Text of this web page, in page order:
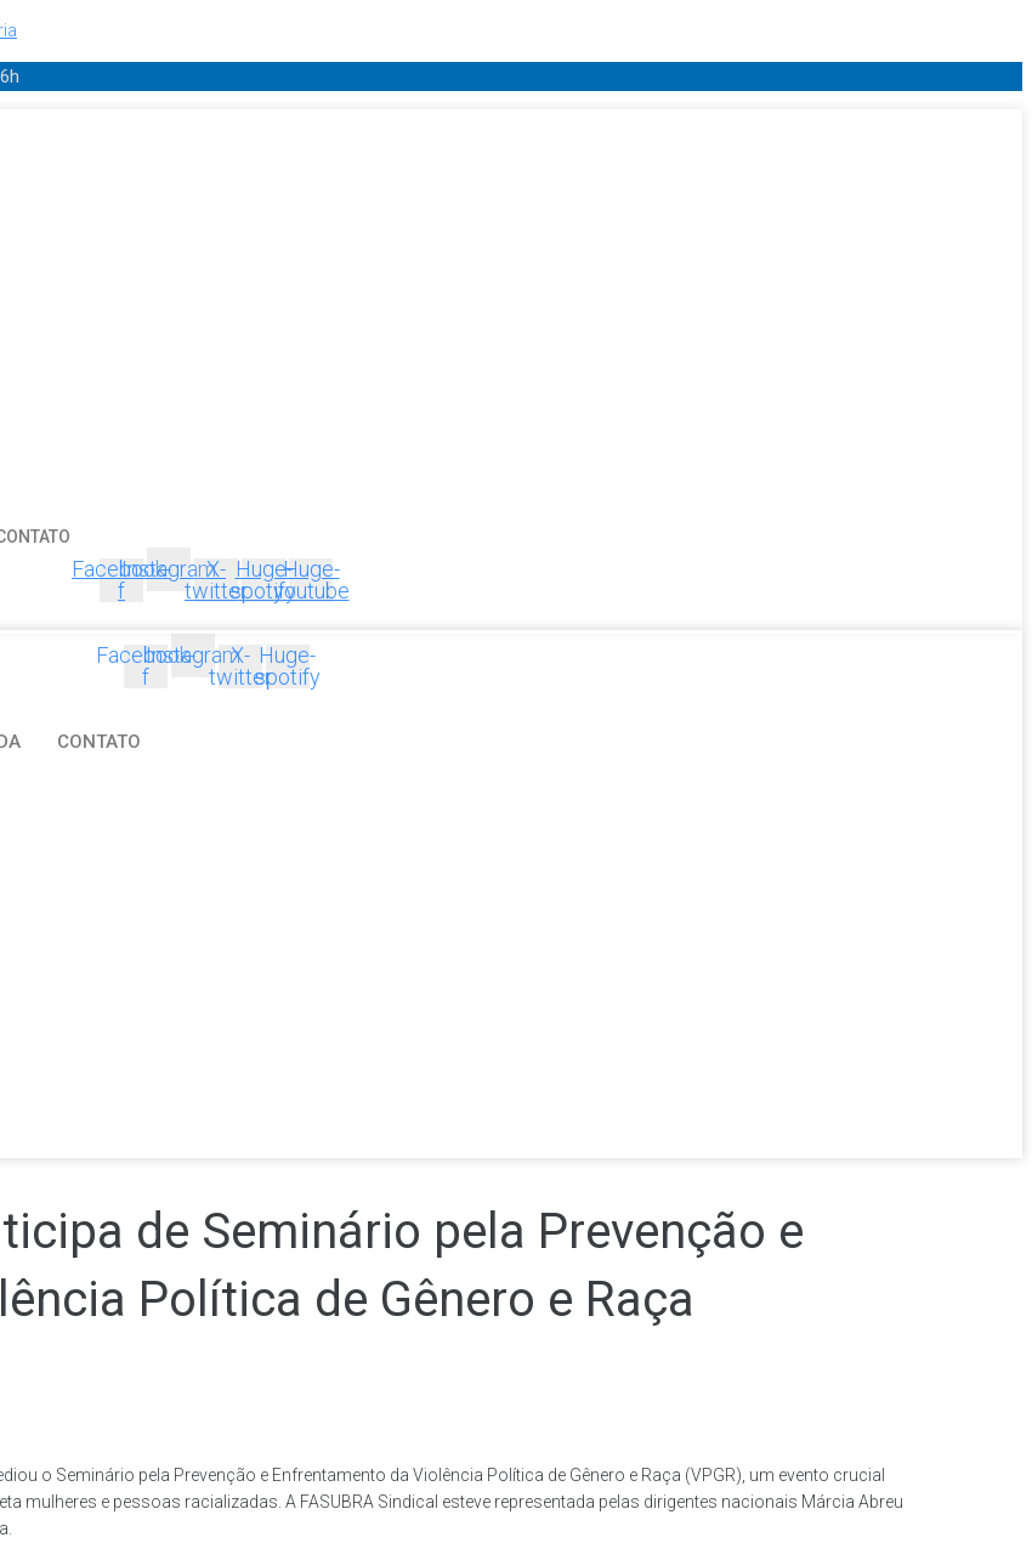
Facebook-
f
InstagramX-
twitter
Huge-
spotify
Huge-
youtube
Facebook-
f
InstagramX-
twitter
Huge-
spotify
CONTATO
de Seminário pela Prevenção e
Política de Gênero e Raça
o Seminário pela Prevenção e Enfrentamento da Violência Política de Gênero e Raça (VPGR), um evento crucial
mulheres e pessoas racializadas. A FASUBRA Sindical esteve representada pelas dirigentes nacionais Márcia Abreu